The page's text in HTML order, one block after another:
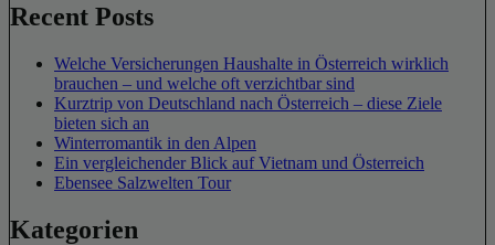
Recent Posts
Welche Versicherungen Haushalte in Österreich wirklich
brauchen – und welche oft verzichtbar sind
Kurztrip von Deutschland nach Österreich – diese Ziele
bieten sich an
Winterromantik in den Alpen
Ein vergleichender Blick auf Vietnam und Österreich
Ebensee Salzwelten Tour
Kategorien